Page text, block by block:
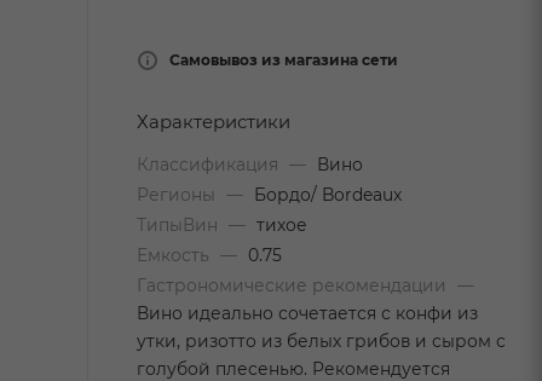
Самовывоз из магазина сети
Характеристики
Классификация —
Вино
Регионы
—
Бордо/ Bordeaux
ТипыВин
— тихое
Емкость
—
0.75
Гастрономические рекомендации
—
Вино идеально сочетается с конфи из
утки, ризотто из белых грибов и сыром с
голубой плесенью. Рекомендуется